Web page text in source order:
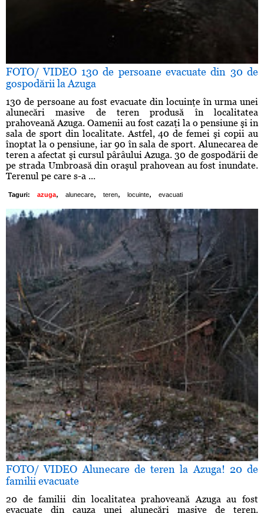
FOTO/ VIDEO 130 de persoane evacuate din 30 de
gospodării la Azuga
130 de persoane au fost evacuate din locuinţe în urma unei
alunecări masive de teren produsă în localitatea
prahoveană Azuga. Oamenii au fost cazaţi la o pensiune şi in
sala de sport din localitate. Astfel, 40 de femei şi copii au
înoptat la o pensiune, iar 90 în sala de sport. Alunecarea de
teren a afectat şi cursul pârâului Azuga. 30 de gospodării de
pe strada Umbroasă din oraşul prahovean au fost inundate.
Terenul pe care s-a ...
Taguri: azuga, alunecare, teren, locuinte, evacuati
FOTO/ VIDEO Alunecare de teren la Azuga! 20 de
familii evacuate
20 de familii din localitatea prahoveană Azuga au fost
evacuate din cauza unei alunecări masive de teren.